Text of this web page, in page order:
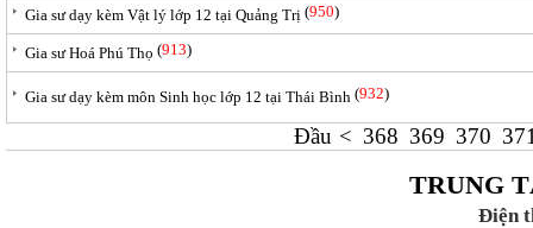
Gia sư dạy kèm Vật lý lớp 12 tại Quảng Trị (950)
Gia sư Hoá Phú Thọ (913)
Gia sư dạy kèm môn Sinh học lớp 12 tại Thái Bình (932)
Đầu < 368 369 370
TRUNG
Điện